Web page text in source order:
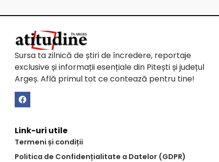
Sursa ta zilnică de știri de încredere, reportaje
exclusive și informații esențiale din Pitești și județul
Argeș. Află primul tot ce contează pentru tine!
Link-uri utile
Termeni și condiții
Politica de Confidențialitate a Datelor (GDPR)